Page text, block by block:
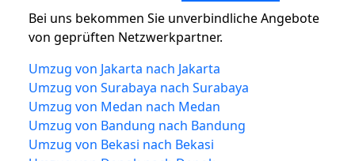
Bei uns bekommen Sie unverbindliche Angebote
von geprüften Netzwerkpartner.
Umzug von Jakarta nach Jakarta
Umzug von Surabaya nach Surabaya
Umzug von Medan nach Medan
Umzug von Bandung nach Bandung
Umzug von Bekasi nach Bekasi